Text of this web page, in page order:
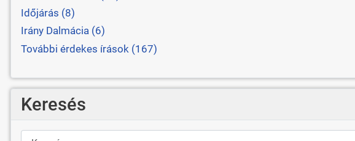
Időjárás (8)
Irány Dalmácia (6)
További érdekes írások (167)
Keresés
Keresés